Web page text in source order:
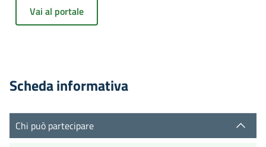
Vai al portale
Scheda informativa
Chi può partecipare